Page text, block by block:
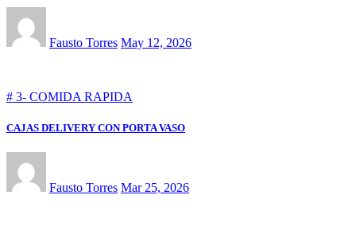
Fausto Torres May 12, 2026
# 3- COMIDA RAPIDA
CAJAS DELIVERY CON PORTA VASO
Fausto Torres Mar 25, 2026